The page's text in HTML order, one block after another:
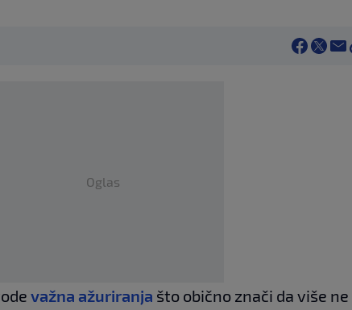
Oglas
važna ažuriranja što obično znači da više ne